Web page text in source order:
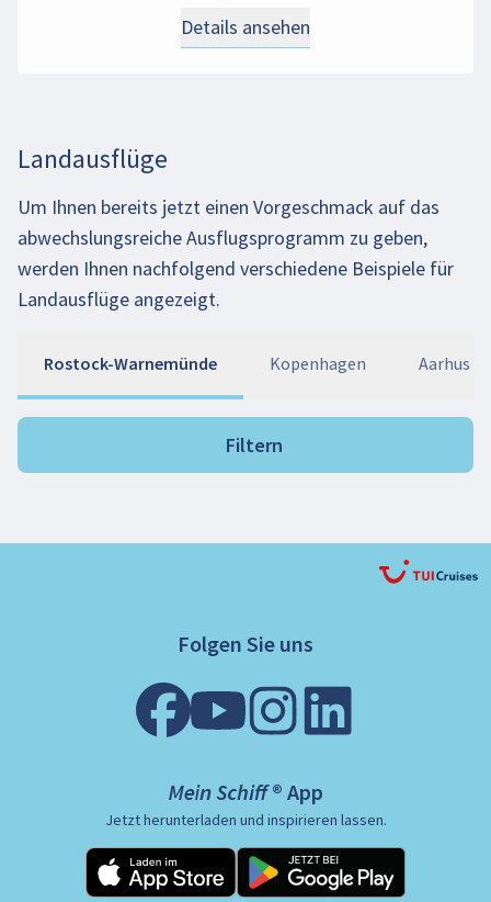
Details ansehen
Landausflüge
Um Ihnen bereits jetzt einen Vorgeschmack auf das
abwechslungsreiche Ausflugsprogramm zu geben,
werden Ihnen nachfolgend verschiedene Beispiele für
Landausflüge angezeigt.
Rostock-Warnemünde Kopenhagen Aarhus
Filtern
Folgen Sie uns
Mein Schiff ® App
Jetzt herunterladen und inspirieren lassen.